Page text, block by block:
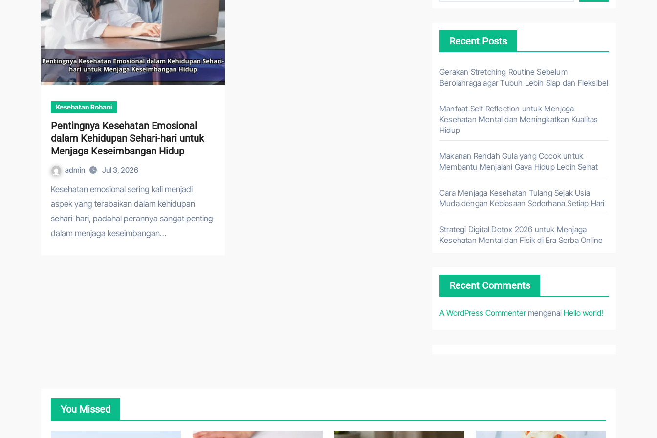
Kesehatan Rohani
Pentingnya Kesehatan Emosional
dalam Kehidupan Sehari-hari untuk
Menjaga Keseimbangan Hidup
admin Jul 3, 2026
Kesehatan emosional sering kali menjadi
aspek yang terabaikan dalam kehidupan
sehari-hari, padahal perannya sangat penting
dalam menjaga keseimbangan…
Recent Posts
Gerakan Stretching Routine Sebelum
Berolahraga agar Tubuh Lebih Siap dan Fleksibel
Manfaat Self Reflection untuk Menjaga
Kesehatan Mental dan Meningkatkan Kualitas
Hidup
Makanan Rendah Gula yang Cocok untuk
Membantu Menjalani Gaya Hidup Lebih Sehat
Cara Menjaga Kesehatan Tulang Sejak Usia
Muda dengan Kebiasaan Sederhana Setiap Hari
Strategi Digital Detox 2026 untuk Menjaga
Kesehatan Mental dan Fisik di Era Serba Online
Recent Comments
A WordPress Commentermengenai Hello world!
You Missed